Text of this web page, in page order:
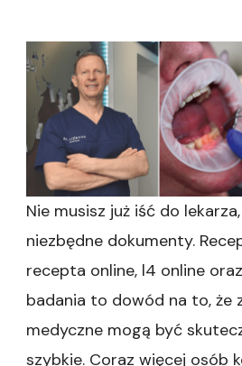
na
przy
Nie musisz już iść do
niezbędne dokumenty.
recepta online, l4 online
badania to dowód na to, że
medyczne mogą być
szybkie. Coraz więcej osób